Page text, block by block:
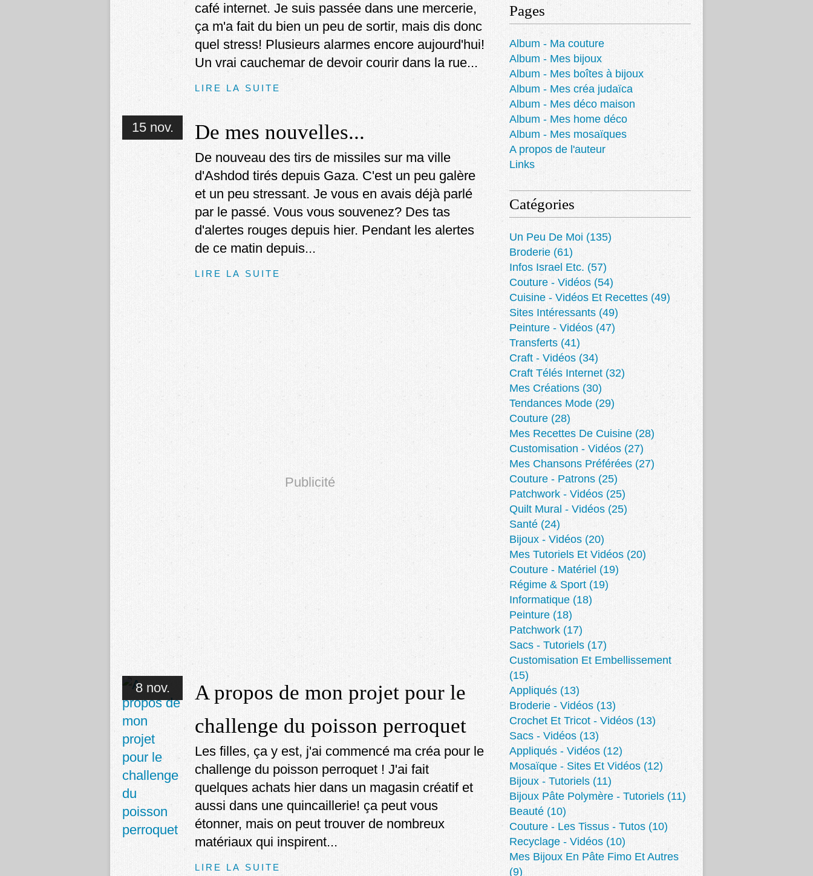
café internet. Je suis passée dans une mercerie,
ça m'a fait du bien un peu de sortir, mais dis donc
quel stress! Plusieurs alarmes encore aujourd'hui!
Un vrai cauchemar de devoir courir dans la rue...
LIRE LA SUITE
15 nov. De mes nouvelles...
De nouveau des tirs de missiles sur ma ville
d'Ashdod tirés depuis Gaza. C'est un peu galère
et un peu stressant. Je vous en avais déjà parlé
par le passé. Vous vous souvenez? Des tas
d'alertes rouges depuis hier. Pendant les alertes
de ce matin depuis...
LIRE LA SUITE
Publicité
8 nov.
A propos de mon projet pour le
challenge du poisson perroquet
Les filles, ça y est, j'ai commencé ma créa pour le
challenge du poisson perroquet ! J'ai fait
quelques achats hier dans un magasin créatif et
aussi dans une quincaillerie! ça peut vous
étonner, mais on peut trouver de nombreux
matériaux qui inspirent...
LIRE LA SUITE
Pages
Album - Ma couture
Album - Mes bijoux
Album - Mes boîtes à bijoux
Album - Mes créa judaïca
Album - Mes déco maison
Album - Mes home déco
Album - Mes mosaïques
A propos de l'auteur
Links
Catégories
Un Peu De Moi (135)
Broderie (61)
Infos Israel Etc. (57)
Couture - Vidéos (54)
Cuisine - Vidéos Et Recettes (49)
Sites Intéressants (49)
Peinture - Vidéos (47)
Transferts (41)
Craft - Vidéos (34)
Craft Télés Internet (32)
Mes Créations (30)
Tendances Mode (29)
Couture (28)
Mes Recettes De Cuisine (28)
Customisation - Vidéos (27)
Mes Chansons Préférées (27)
Couture - Patrons (25)
Patchwork - Vidéos (25)
Quilt Mural - Vidéos (25)
Santé (24)
Bijoux - Vidéos (20)
Mes Tutoriels Et Vidéos (20)
Couture - Matériel (19)
Régime & Sport (19)
Informatique (18)
Peinture (18)
Patchwork (17)
Sacs - Tutoriels (17)
Customisation Et Embellissement
(15)
Appliqués (13)
Broderie - Vidéos (13)
Crochet Et Tricot - Vidéos (13)
Sacs - Vidéos (13)
Appliqués - Vidéos (12)
Mosaïque - Sites Et Vidéos (12)
Bijoux - Tutoriels (11)
Bijoux Pâte Polymère - Tutoriels (11)
Beauté (10)
Couture - Les Tissus - Tutos (10)
Recyclage - Vidéos (10)
Mes Bijoux En Pâte Fimo Et Autres
(9)